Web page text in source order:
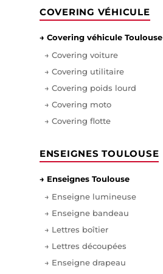
COVERING VÉHICULE
→ Covering véhicule Toulouse
→ Covering voiture
→ Covering utilitaire
→ Covering poids lourd
→ Covering moto
→ Covering flotte
ENSEIGNES TOULOUSE
→ Enseignes Toulouse
→ Enseigne lumineuse
→ Enseigne bandeau
→ Lettres boîtier
→ Lettres découpées
→ Enseigne drapeau